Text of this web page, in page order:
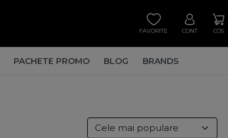
FAVORITE CONT COS
PACHETE PROMO BLOG BRANDS